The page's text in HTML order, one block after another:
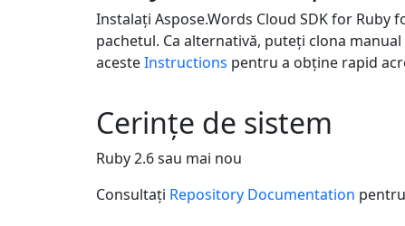
Instalați Aspose.Words Cloud SDK for Ruby
pachetul. Ca alternativă, puteți clona manual
acesteInstructions pentru a obține rapid
Cerințe de sistem
Ruby 2.6 sau mai nou
Consultați Repository Documentation